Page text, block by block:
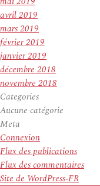
avril 2019
mars 2019
février 2019
janvier 2019
décembre 2018
novembre 2018
Categories
Aucune catégorie
Meta
Connexion
Flux des publications
Flux des commentaires
Site de WordPress-FR